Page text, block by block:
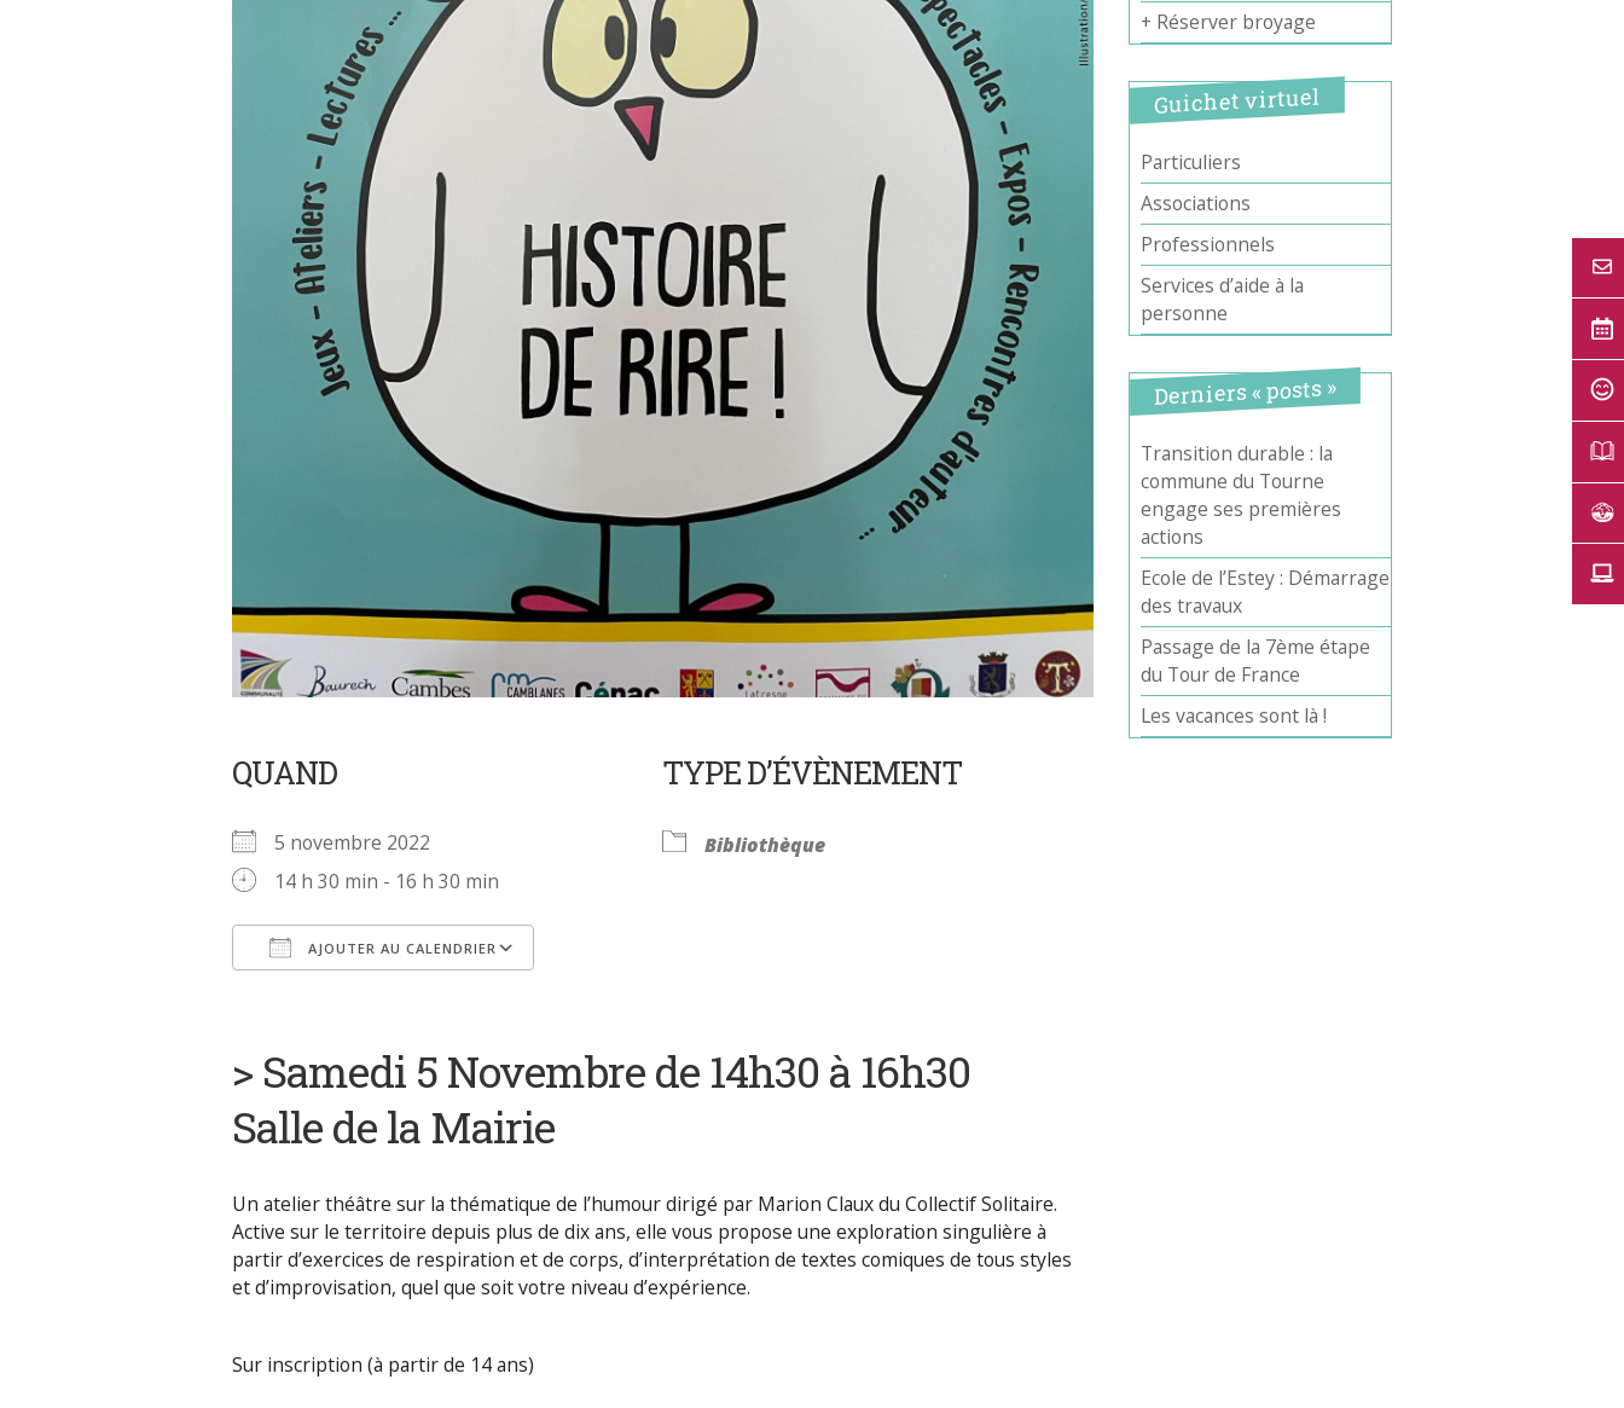
QUAND
5 novembre 2022
14 h 30 min - 16 h 30 min
AJOUTER AU CALENDRIER
TYPE D’ÉVÈNEMENT
Bibliothèque
> Samedi 5 Novembre de 14h30 à 16h30
Salle de la Mairie
Un atelier théâtre sur la thématique de l’humour dirigé par Marion Claux du Collectif Solitaire.
Active sur le territoire depuis plus de dix ans, elle vous propose une exploration singulière à
partir d’exercices de respiration et de corps, d’interprétation de textes comiques de tous styles
et d’improvisation, quel que soit votre niveau d’expérience.
Sur inscription (à partir de 14 ans)
+ Réserver broyage
Guichet virtuel
Particuliers
Associations
Professionnels
Services d’aide à la
personne
Derniers « posts »
Transition durable : la
commune du Tourne
engage ses premières
actions
Ecole de l’Estey : Démarrage
des travaux
Passage de la 7ème étape
du Tour de France
Les vacances sont là !